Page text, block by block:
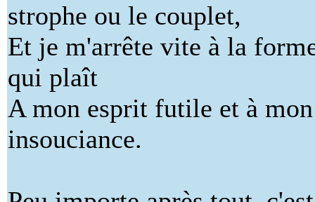
strophe ou le couplet,
Et je m'arrête vite à la
qui plaît
A mon esprit futile et à mon
insouciance.